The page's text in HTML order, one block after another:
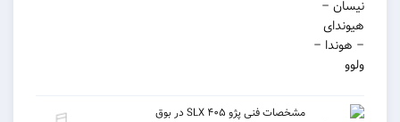
مشخصات فنی پژو ۴۰۵ SLX در بوق